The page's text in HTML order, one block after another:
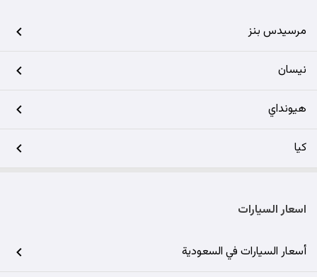
مرسيدس بنز
نيسان
هيونداي
كيا
اسعار السيارات
أسعار السيارات في السعودية